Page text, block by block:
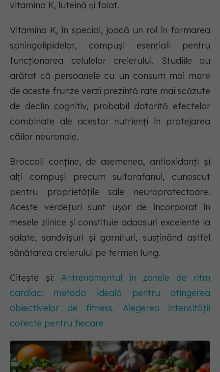
vitamina K, luteină și folat.
Vitamina K, în special, joacă un rol în formarea
sphingolipidelor, compuși esențiali pentru
funcționarea celulelor creierului. Studiile au
arătat că persoanele cu un consum mai mare
de aceste frunze verzi prezintă rate mai scăzute
de declin cognitiv, probabil datorită efectelor
combinate ale acestor nutrienți în protejarea
căilor neuronale.
Broccoli conține, de asemenea, antioxidanți și
alți compuși precum sulforafanul, cunoscut
pentru proprietățile sale neuroprotectoare.
Aceste verdețuri sunt ușor de încorporat în
mesele zilnice și constituie adaosuri excelente la
salate, sandvișuri și garnituri, susținând astfel
sănătatea creierului pe termen lung.
Citește și: Antrenamentul în zonele de ritm
cardiac: metoda ideală pentru atingerea
obiectivelor de fitness. Alegerea intensității
corecte pentru fiecare